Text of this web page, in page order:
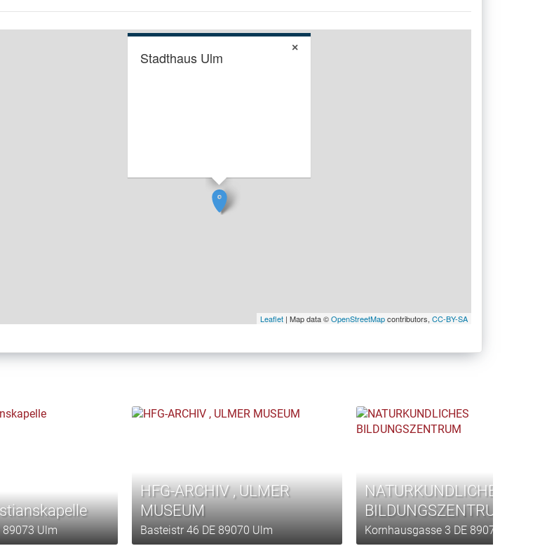
Stadthaus Ulm
×
Leaflet | Map data ©OpenStreetMapcontributors, CC-BY-SA
89073 Ulm
HFG-ARCHIV , ULMER
MUSEUM
Basteistr 46 DE 89070 Ulm
NATURKUNDLICHES
BILDUNGSZENTRUM
Kornhausgasse 3 DE 89073 Ulm